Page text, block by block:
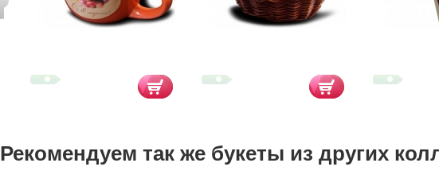
Рекомендуем так же букеты из других